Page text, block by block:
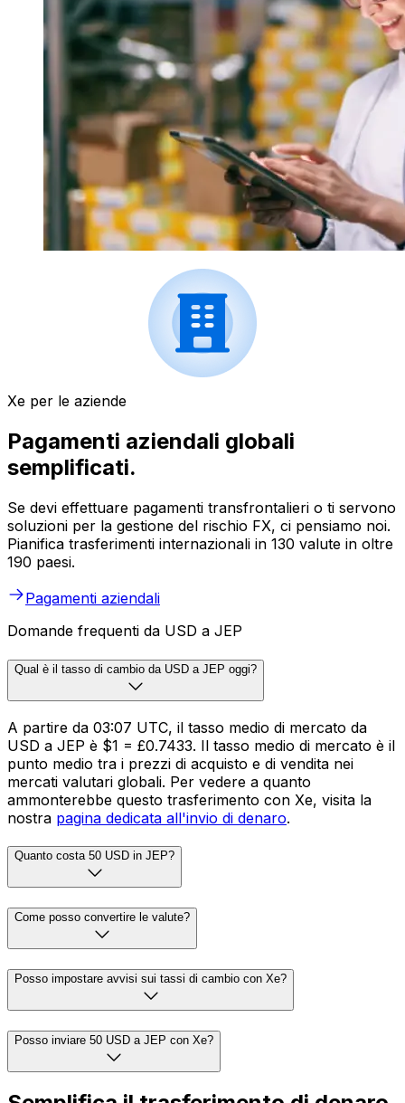
Xe per le aziende
Pagamenti aziendali globali
semplificati.
Se devi effettuare pagamenti transfrontalieri o ti servono
soluzioni per la gestione del rischio FX, ci pensiamo noi.
Pianifica trasferimenti internazionali in 130 valute in oltre
190 paesi.
Pagamenti aziendali
Domande frequenti da USD a JEP
Qual è il tasso di cambio da USD a JEP oggi?
A partire da 03:07 UTC, il tasso medio di mercato da
USD a JEP è $1 = £0.7433. Il tasso medio di mercato è il
punto medio tra i prezzi di acquisto e di vendita nei
mercati valutari globali. Per vedere a quanto
ammonterebbe questo trasferimento con Xe, visita la
nostra pagina dedicata all'invio di denaro.
Quanto costa 50 USD in JEP?
Come posso convertire le valute?
Posso impostare avvisi sui tassi di cambio con Xe?
Posso inviare 50 USD a JEP con Xe?